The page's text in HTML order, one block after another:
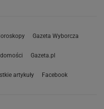
Gazeta Wyborcza
Gazeta.pl
artykuły Facebook